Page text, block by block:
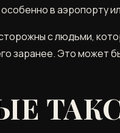
в аэропорту
с людьми,
заранее. Это может